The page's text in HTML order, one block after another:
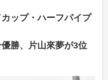
カップ・ハーフパイプ
勝、片山來夢が3位